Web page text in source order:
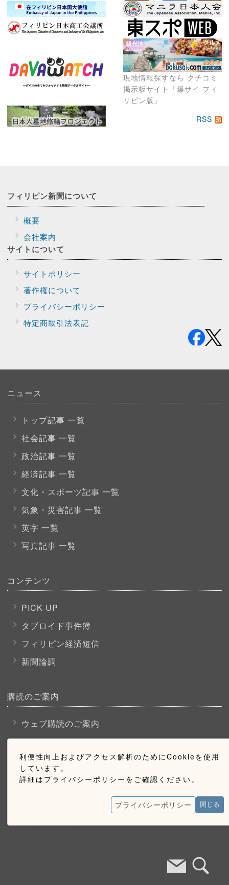
現地情報探すなら クチコミ
掲示板サイト「爆サイ フィ
リピン版」
RSS
利便性向上およびアクセス解析のためにCookieを使用
しています。
詳細はプライバシーポリシーをご確認ください。
プライバシーポリシー 閉じる
フィリピン新聞について
概要
会社案内
サイトについて
サイトポリシー
著作権について
プライバシーポリシー
特定商取引法表記
ニュース
トップ記事 一覧
社会記事 一覧
政治記事 一覧
経済記事 一覧
文化・スポーツ記事 一覧
気象・災害記事 一覧
英字 一覧
写真記事 一覧
コンテンツ
PICK UP
タブロイド事件簿
フィリピン経済短信
新聞論調
購読のご案内
ウェブ購読のご案内
お問い合わせ
採用情報